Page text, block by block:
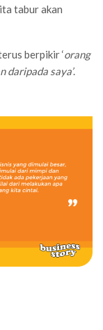
tabur akan
berpikir ‘orang
daripada saya’.